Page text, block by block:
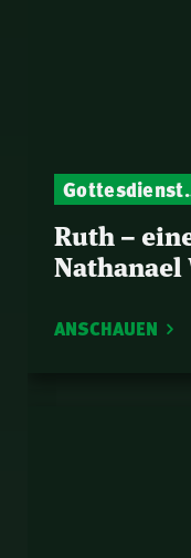
Gottesdienst-
Ruth –
ANSCHAUEN